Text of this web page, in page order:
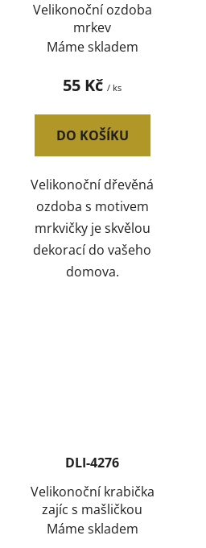
Velikonoční ozdoba
mrkev
Máme skladem
55 Kč / ks
DO KOŠÍKU
Velikonoční dřevěná
ozdoba s motivem
mrkvičky je skvělou
dekorací do vašeho
domova.
DLI-4276
Velikonoční krabička
zajíc s mašličkou
Máme skladem